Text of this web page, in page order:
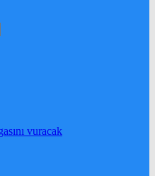
vuracak